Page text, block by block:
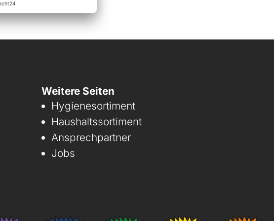
Weitere Seiten
Hygienesortiment
Haushaltssortiment
Ansprechpartner
Jobs